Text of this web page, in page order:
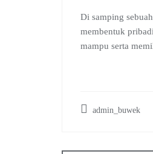
Di samping
membentuk
mampu serta
admin_buwek